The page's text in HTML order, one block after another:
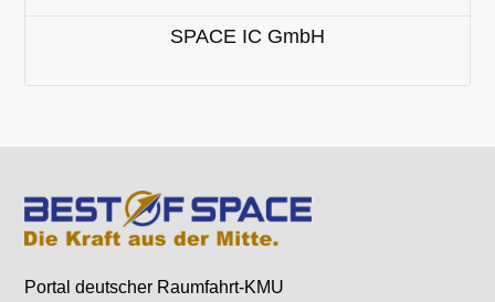
SPACE IC GmbH
Portal deutscher Raumfahrt-KMU